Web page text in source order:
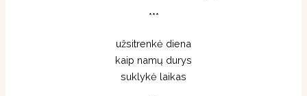
***
užsitrenkė diena
kaip namų durys
suklykė laikas